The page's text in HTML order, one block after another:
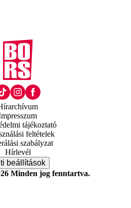
tájékoztató
feltételek
szabályzat
Hírlevél
beállítások
Minden jog fenntartva.